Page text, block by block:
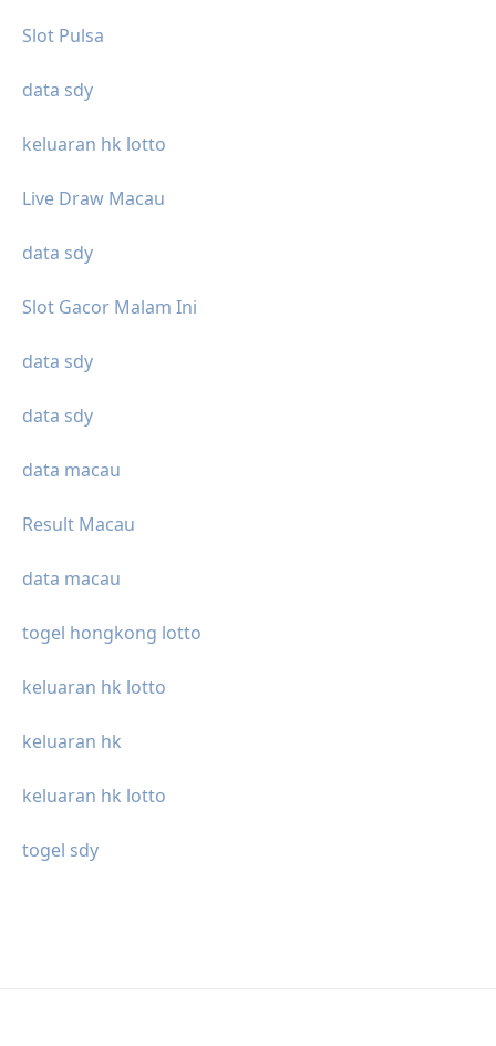
Slot Pulsa
data sdy
keluaran hk lotto
Live Draw Macau
data sdy
Slot Gacor Malam Ini
data sdy
data sdy
data macau
Result Macau
data macau
togel hongkong lotto
keluaran hk lotto
keluaran hk
keluaran hk lotto
togel sdy